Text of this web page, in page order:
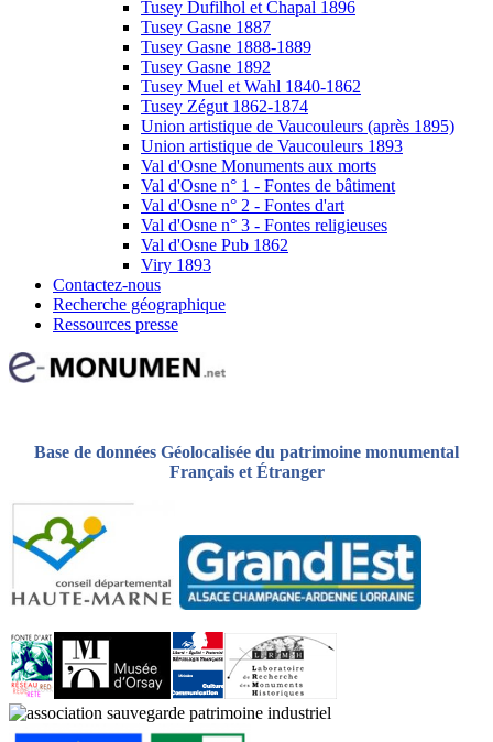
Tusey Dufilhol et Chapal 1896
Tusey Gasne 1887
Tusey Gasne 1888-1889
Tusey Gasne 1892
Tusey Muel et Wahl 1840-1862
Tusey Zégut 1862-1874
Union artistique de Vaucouleurs (après 1895)
Union artistique de Vaucouleurs 1893
Val d'Osne Monuments aux morts
Val d'Osne n° 1 - Fontes de bâtiment
Val d'Osne n° 2 - Fontes d'art
Val d'Osne n° 3 - Fontes religieuses
Val d'Osne Pub 1862
Viry 1893
Contactez-nous
Recherche géographique
Ressources presse
Base de données Géolocalisée du patrimoine monumental
Français et Étranger